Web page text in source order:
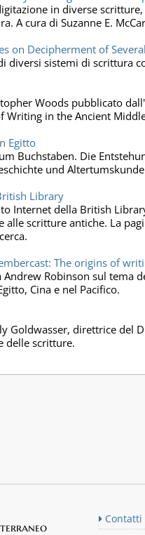
in diverse
A cura di Suzanne E.
on Decipherment of
diversi sistemi di scrittura
Woods pubblicato
Writing in the Ancient
Egitto
Buchstaben. Die
und
Library
Internet della British
scritture antiche. La
The origins of
Andrew Robinson sul tema
Cina e nel Pacifico.
Goldwasser, direttrice del
delle scritture.
Contatti